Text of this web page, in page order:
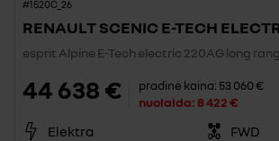
#1520C_26
RENAULT SCENIC E-TECH
esprit Alpine E-Tech electric 220AG long
44 638 € pradinė kaina: 53 060 €
nuolaida:8 422 €
Elektra
FWD